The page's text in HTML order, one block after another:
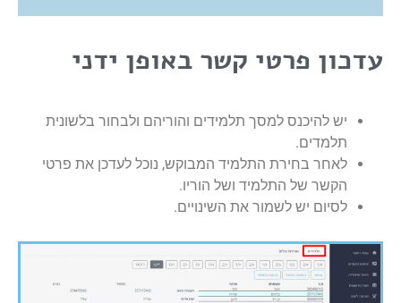
עדכון פרטי קשר באופן ידני
יש להיכנס למסך תלמידים והוריהם ולבחור בלשונית
תלמדים.
לאחר בחירת התלמיד המבוקש, נוכל לעדכן את פרטי
הקשר של התלמיד ושל הוריו.
לסיום יש לשמור את השינויים.